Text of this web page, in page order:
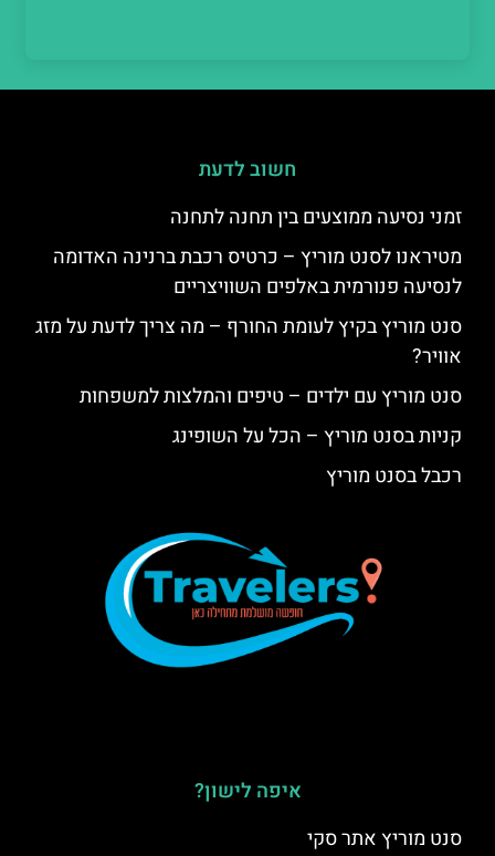
חשוב לדעת
זמני נסיעה ממוצעים בין תחנה לתחנה
מטיראנו לסנט מוריץ – כרטיס רכבת ברנינה האדומה
לנסיעה פנורמית באלפים השוויצריים
סנט מוריץ בקיץ לעומת החורף – מה צריך לדעת על מזג
אוויר?
סנט מוריץ עם ילדים – טיפים והמלצות למשפחות
קניות בסנט מוריץ – הכל על השופינג
רכבל בסנט מוריץ
איפה לישון?
סנט מוריץ אתר סקי